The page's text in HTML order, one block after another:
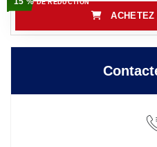
DE RÉDUCTION